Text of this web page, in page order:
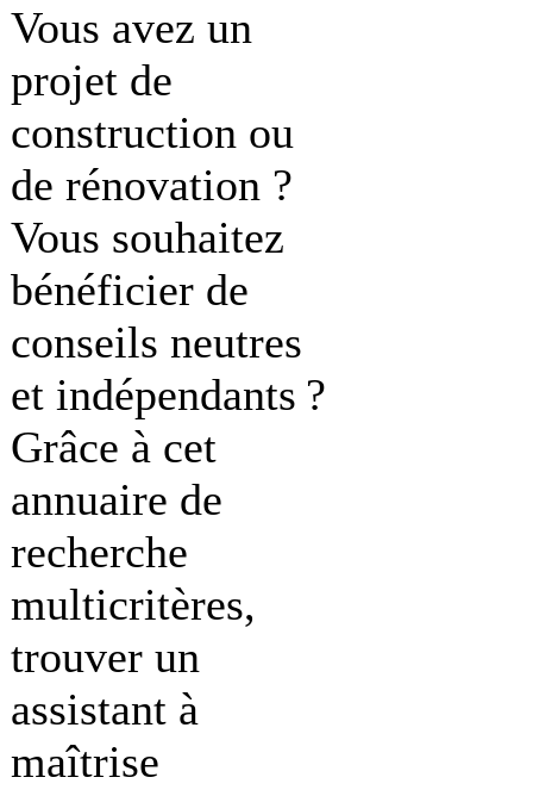
Vous avez un
projet de
construction ou
de rénovation ?
Vous souhaitez
bénéficier de
conseils neutres
et indépendants ?
Grâce à cet
annuaire de
recherche
multicritères,
trouver un
assistant à
maîtrise